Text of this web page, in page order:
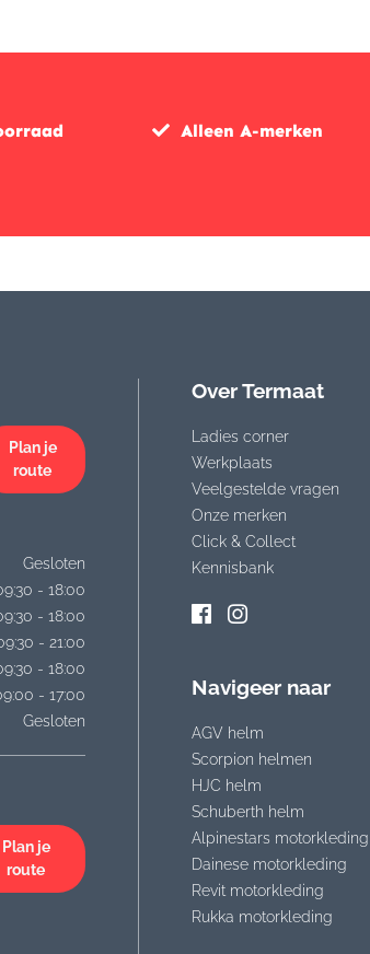
€1.148,00.
€975,00.
Alleen A-merken
Plan je
route
Gesloten
- 18:00
- 18:00
- 21:00
- 18:00
- 17:00
Gesloten
Plan je
route
Over Termaat
Ladies corner
Werkplaats
Veelgestelde vragen
Onze merken
Click & Collect
Kennisbank
Navigeer naar
AGV helm
Scorpion helmen
HJC helm
Schuberth helm
Alpinestars motorkleding
Dainese motorkleding
Revit motorkleding
Rukka motorkleding